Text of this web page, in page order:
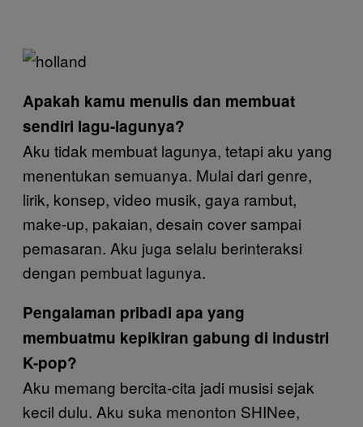
Apakah kamu menulis dan membuat
sendiri lagu-lagunya?
Aku tidak membuat lagunya, tetapi aku yang
menentukan semuanya. Mulai dari genre,
lirik, konsep, video musik, gaya rambut,
make-up, pakaian, desain cover sampai
pemasaran. Aku juga selalu berinteraksi
dengan pembuat lagunya.
Pengalaman pribadi apa yang
membuatmu kepikiran gabung di industri
K-pop?
Aku memang bercita-cita jadi musisi sejak
kecil dulu. Aku suka menonton SHINee,